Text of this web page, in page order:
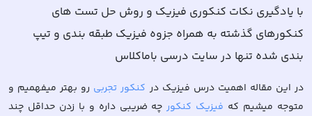
با یادگیری نکات کنکوری فیزیک و روش حل تست های
کنکورهای گذشته به همراه جزوه فیزیک طبقه بندی و تیپ
بندی شده تنها در سایت درسی باماکلاس
در این مقاله اهمیت درس فیزیک در کنکور تجربی رو بهتر میفهمیم و
متوجه میشیم که فیزیک کنکورچه ضریبی داره و با زدن حداقل چند